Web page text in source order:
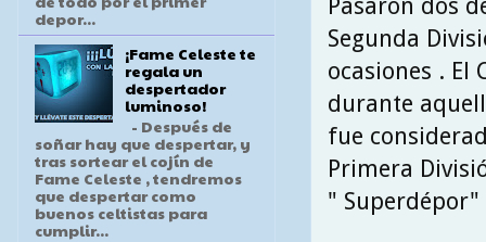
Pasaron dos
Segunda
ocasiones . El
durante
fue
Primera
" Superdépor"
depor...
¡Fame Celeste te
regala un
despertador
luminoso!
- Después de
soñar hay que despertar, y
tras sortear el cojín de
Fame Celeste , tendremos
que despertar como
buenos celtistas para
cumplir...